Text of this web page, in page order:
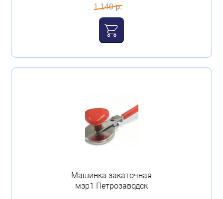
1 140 р.
Машинка закаточная
мзр1 Петрозаводск